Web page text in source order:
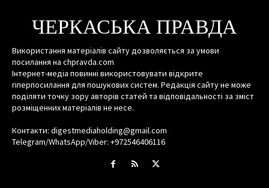
ЧЕРКАСЬКА ПРАВДА
Використання матеріалів сайту дозволяється за умови
посилання на chpravda.com
Інтернет-медіа повинні використовувати відкрите
гіперпосилання для пошукових систем. Редакція сайту не може
поділяти точку зору авторів статей та відповідальності за зміст
розміщенних матеріалів не несе.
Контакти: digestmediaholding@gmail.com
Telegram/WhatsApp/Viber: +972546406116